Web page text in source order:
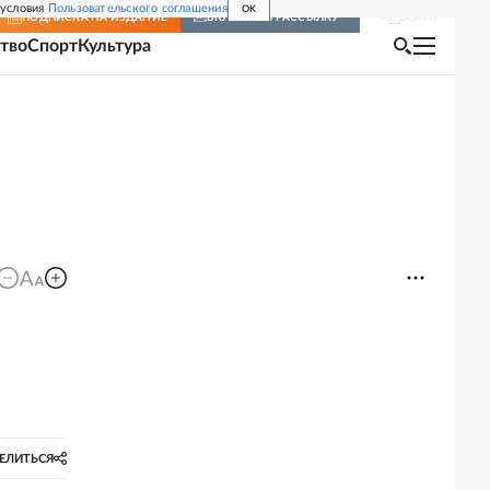
Пользовательского соглашения OK
ПОДПИСКА НА ИЗДАНИЕ ВКЛЮЧИТЬ РАССЫЛКУ
СпортКультура